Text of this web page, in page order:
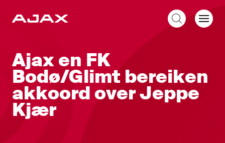
Ajax en FK
Bodø/Glimt bereiken
akkoord over Jeppe
Kjær